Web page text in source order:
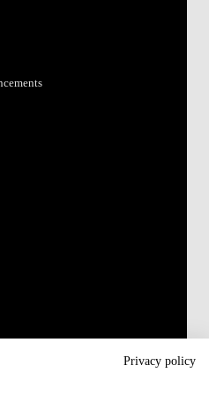
Privacy policy